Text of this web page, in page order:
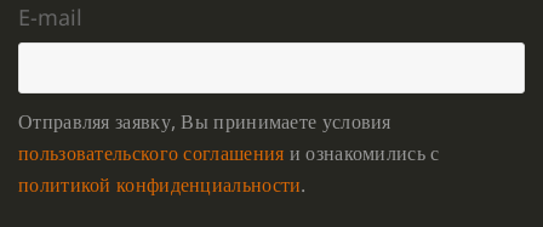
E-mail
Отправляя заявку, Вы принимаете условия
пользовательского соглашения и ознакомились с
политикой конфиденциальности.